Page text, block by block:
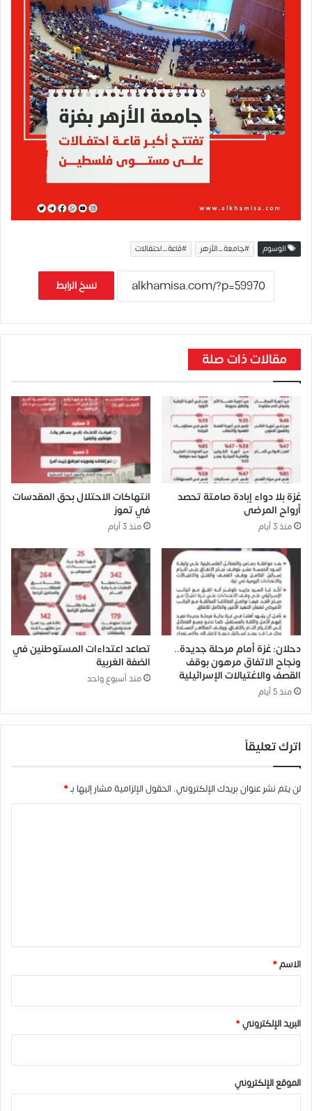
الوسوم #جامعة_الأزهر #قاعة_احتفالات
نسخ الرابط
مقالات ذات صلة
غزة بلا دواء إبادة صامتة تحصد
أرواح المرضى
منذ 3 أيام
انتهاكات الاحتلال بحق المقدسات
في تموز
منذ 3 أيام
دحلان: غزة أمام مرحلة جديدة..
ونجاح الاتفاق مرهون بوقف
القصف والاغتيالات الإسرائيلية
منذ 5 أيام
تصاعد اعتداءات المستوطنين في
الضفة الغربية
منذ أسبوع واحد
اترك تعليقاً
لن يتم نشر عنوان بريدك الإلكتروني. الحقول الإلزامية مشار إليها بـ*
*
الاسم*
البريد الإلكتروني*
الموقع الإلكتروني